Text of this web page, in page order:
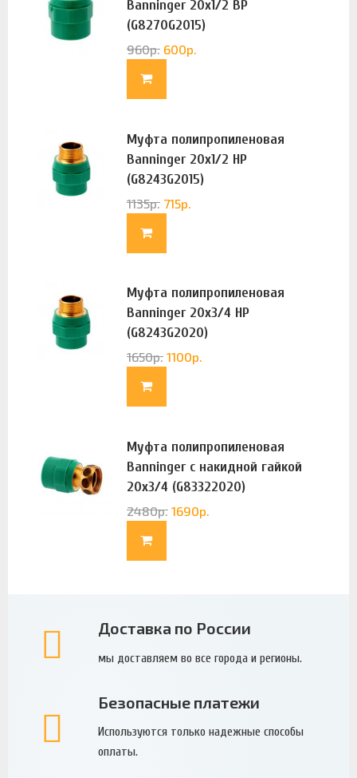
Banninger 20х1/2 ВР
(G8270G2015)
960р. 600р.
Муфта полипропиленовая
Banninger 20х1/2 НР
(G8243G2015)
1135р. 715р.
Муфта полипропиленовая
Banninger 20х3/4 НР
(G8243G2020)
1650р. 1100р.
Муфта полипропиленовая
Banninger с накидной гайкой
20х3/4 (G83322020)
2480р. 1690р.
Доставка по России
мы доставляем во все города и регионы.
Безопасные платежи
Используются только надежные способы
оплаты.